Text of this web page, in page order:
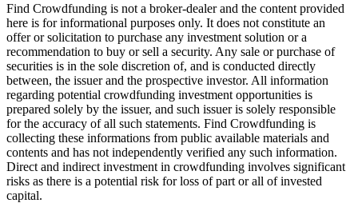
Find Crowdfunding is not a broker-dealer and the content provided
here is for informational purposes only. It does not constitute an
offer or solicitation to purchase any investment solution or a
recommendation to buy or sell a security. Any sale or purchase of
securities is in the sole discretion of, and is conducted directly
between, the issuer and the prospective investor. All information
regarding potential crowdfunding investment opportunities is
prepared solely by the issuer, and such issuer is solely responsible
for the accuracy of all such statements. Find Crowdfunding is
collecting these informations from public available materials and
contents and has not independently verified any such information.
Direct and indirect investment in crowdfunding involves significant
risks as there is a potential risk for loss of part or all of invested
capital.